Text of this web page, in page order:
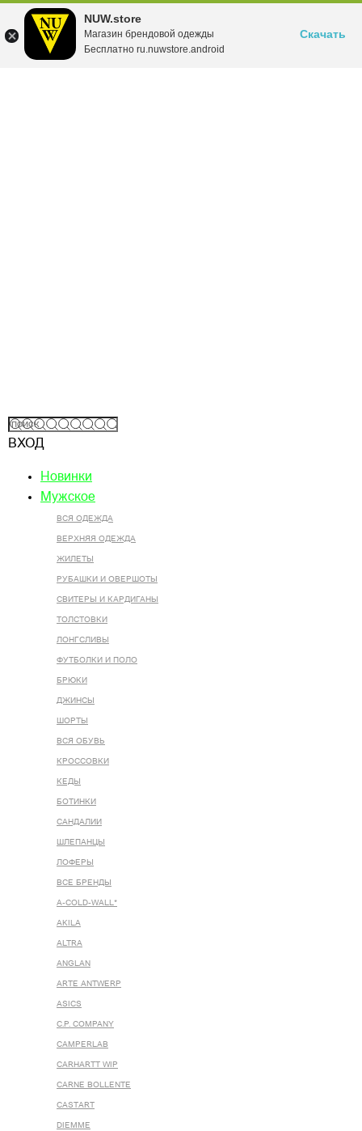
NUW.store
Магазин брендовой одежды
Бесплатно ru.nuwstore.android
Скачать
ВХОД
Новинки
Мужское
ВСЯ ОДЕЖДА
ВЕРХНЯЯ ОДЕЖДА
ЖИЛЕТЫ
РУБАШКИ И ОВЕРШОТЫ
СВИТЕРЫ И КАРДИГАНЫ
ТОЛСТОВКИ
ЛОНГСЛИВЫ
ФУТБОЛКИ И ПОЛО
БРЮКИ
ДЖИНСЫ
ШОРТЫ
ВСЯ ОБУВЬ
КРОССОВКИ
КЕДЫ
БОТИНКИ
САНДАЛИИ
ШЛЕПАНЦЫ
ЛОФЕРЫ
ВСЕ БРЕНДЫ
A-COLD-WALL*
AKILA
ALTRA
ANGLAN
ARTE ANTWERP
ASICS
C.P. COMPANY
CAMPERLAB
CARHARTT WIP
CARNE BOLLENTE
CASTART
DIEMME